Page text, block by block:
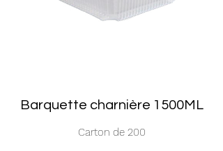
Barquette charnière 1500ML
Carton de 200